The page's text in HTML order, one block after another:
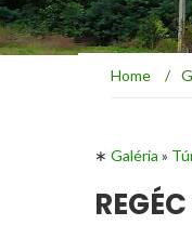
Home /
∗ Galéria »